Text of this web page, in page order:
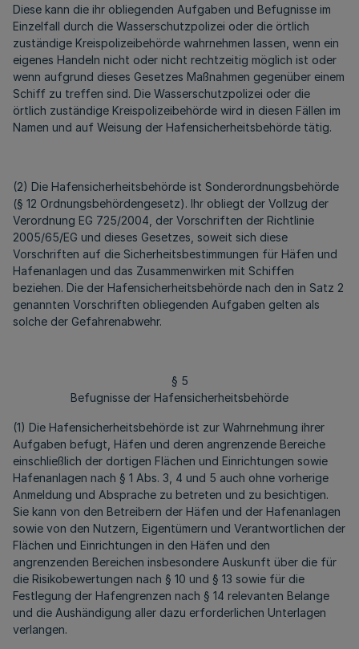
Diese kann die ihr obliegenden Aufgaben und Befugnisse im
Einzelfall durch die Wasserschutzpolizei oder die örtlich
zuständige Kreispolizeibehörde wahrnehmen lassen, wenn ein
eigenes Handeln nicht oder nicht rechtzeitig möglich ist oder
wenn aufgrund dieses Gesetzes Maßnahmen gegenüber einem
Schiff zu treffen sind. Die Wasserschutzpolizei oder die
örtlich zuständige Kreispolizeibehörde wird in diesen Fällen im
Namen und auf Weisung der Hafensicherheitsbehörde tätig.
(2) Die Hafensicherheitsbehörde ist Sonderordnungsbehörde
(§ 12 Ordnungsbehördengesetz). Ihr obliegt der Vollzug der
Verordnung EG 725/2004, der Vorschriften der Richtlinie
2005/65/EG und dieses Gesetzes, soweit sich diese
Vorschriften auf die Sicherheitsbestimmungen für Häfen und
Hafenanlagen und das Zusammenwirken mit Schiffen
beziehen. Die der Hafensicherheitsbehörde nach den in Satz 2
genannten Vorschriften obliegenden Aufgaben gelten als
solche der Gefahrenabwehr.
§ 5
Befugnisse der Hafensicherheitsbehörde
(1) Die Hafensicherheitsbehörde ist zur Wahrnehmung ihrer
Aufgaben befugt, Häfen und deren angrenzende Bereiche
einschließlich der dortigen Flächen und Einrichtungen sowie
Hafenanlagen nach § 1 Abs. 3, 4 und 5 auch ohne vorherige
Anmeldung und Absprache zu betreten und zu besichtigen.
Sie kann von den Betreibern der Häfen und der Hafenanlagen
sowie von den Nutzern, Eigentümern und Verantwortlichen der
Flächen und Einrichtungen in den Häfen und den
angrenzenden Bereichen insbesondere Auskunft über die für
die Risikobewertungen nach § 10 und § 13 sowie für die
Festlegung der Hafengrenzen nach § 14 relevanten Belange
und die Aushändigung aller dazu erforderlichen Unterlagen
verlangen.